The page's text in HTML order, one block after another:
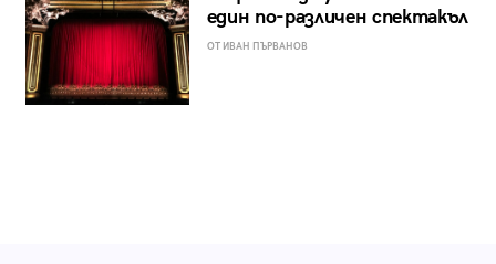
един по-различен спектакъл
ОТ ИВАН ПЪРВАНОВ